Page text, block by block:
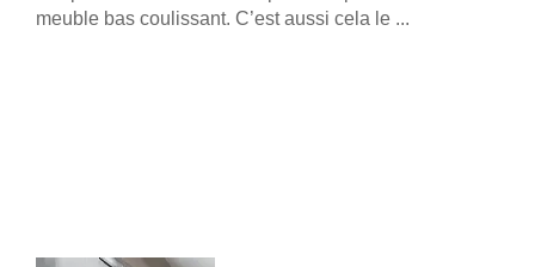
meuble bas coulissant. C’est aussi cela le ...